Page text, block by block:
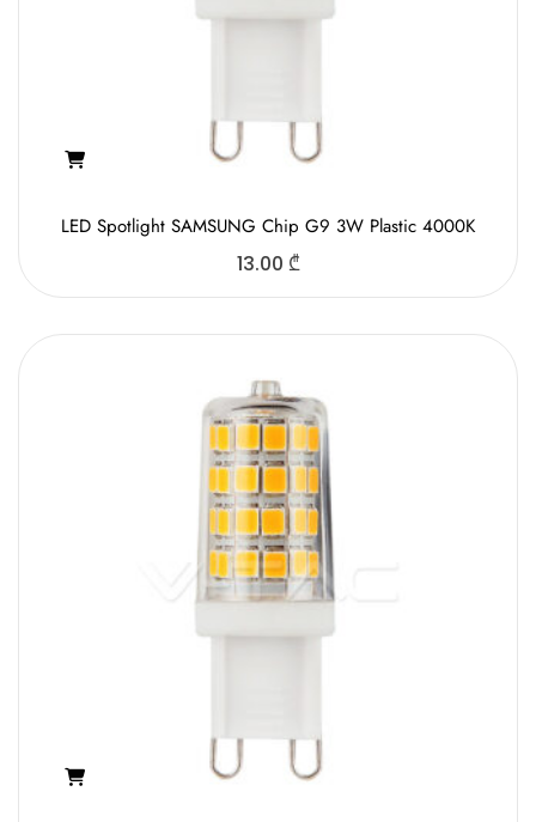
LED Spotlight SAMSUNG Chip G9 3W Plastic 4000K
13.00 ₾